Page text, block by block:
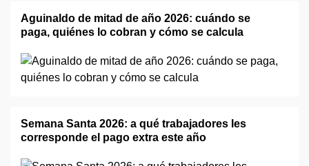
Aguinaldo de mitad de año 2026: cuándo se
paga, quiénes lo cobran y cómo se calcula
Semana Santa 2026: a qué trabajadores les
corresponde el pago extra este año